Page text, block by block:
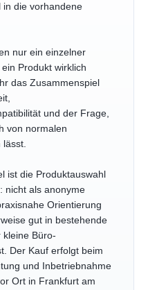
in die vorhandene
nur ein einzelner
Produkt wirklich
das Zusammenspiel
und der Frage,
von normalen
lässt.
ist die Produktauswahl
nicht als anonyme
Orientierung
gut in bestehende
kleine Büro-
Der Kauf erfolgt beim
und Inbetriebnahme
Ort in Frankfurt am